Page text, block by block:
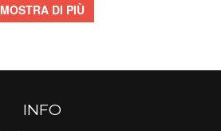
MOSTRA DI PIÙ
INFO